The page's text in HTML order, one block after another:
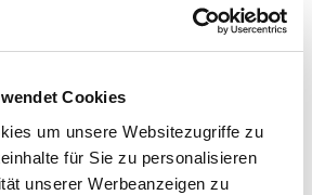
Cookies
um unsere Websitezugriffe zu
für Sie zu personalisieren
unserer Werbeanzeigen zu